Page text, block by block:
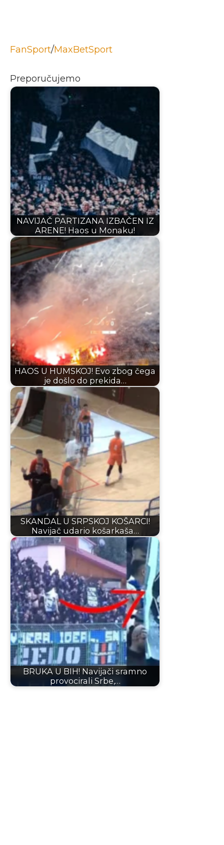
FanSport/MaxBetSport
Preporučujemo
NAVIJAČ PARTIZANA IZBAČEN IZ
ARENE! Haos u Monaku!
HAOS U HUMSKOJ! Evo zbog čega
je došlo do prekida…
SKANDAL U SRPSKOJ KOŠARCI!
Navijač udario košarkaša…
BRUKA U BIH! Navijači sramno
provocirali Srbe,…